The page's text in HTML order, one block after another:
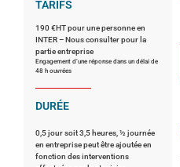
TARIFS
190 €HT pour une personne en
INTER – Nous consulter pour la
partie entreprise
Engagement d’une réponse dans un délai de
48 h ouvrées
DURÉE
0,5 jour soit 3,5 heures, ½ journée
en entreprise peut être ajoutée en
fonction des interventions